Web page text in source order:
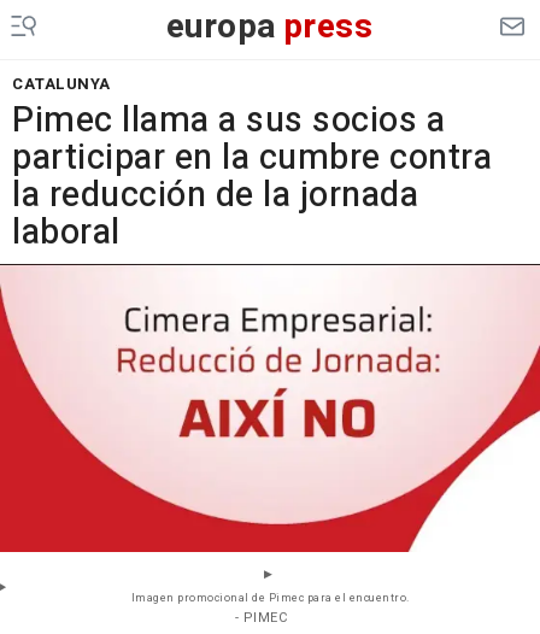
europa press
CATALUNYA
Pimec llama a sus socios a
participar en la cumbre contra
la reducción de la jornada
laboral
Imagen promocional de Pimec para el encuentro.
- PIMEC